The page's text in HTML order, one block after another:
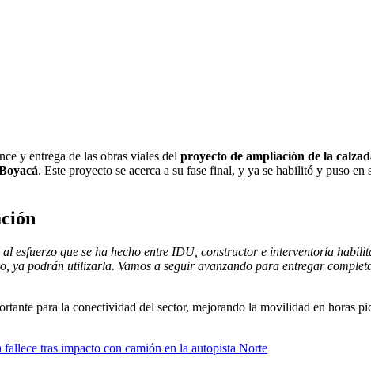
y entrega de las obras viales del proyecto de ampliación de la
. Este proyecto se acerca a su fase final, y ya se habilitó y puso
esfuerzo que se ha hecho entre IDU, constructor e interventoría
podrán utilizarla. Vamos a seguir avanzando para entregar
para la conectividad del sector, mejorando la movilidad en horas
tras impacto con camión en la autopista Norte